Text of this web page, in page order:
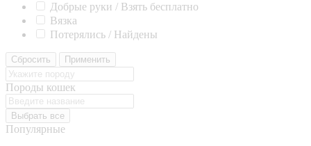
Добрые руки / Взять бесплатно
Вязка
Потерялись / Найдены
Сбросить Применить
Породы кошек
Выбрать все
Популярные